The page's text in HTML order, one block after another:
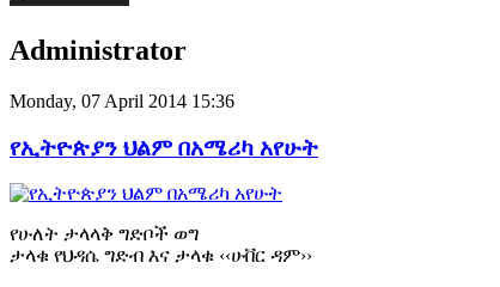
Administrator
Monday, 07 April 2014 15:36
የኢትዮጵያን ህልም በአሜሪካ አየሁት
የሁለት ታላላቅ ግድቦች ወግ
ታላቁ የህዳሴ ግድብ እና ታላቁ ‹‹ሁቨር ዳም››